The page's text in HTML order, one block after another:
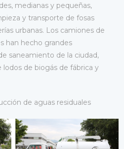
medianas y pequeñas,
y transporte de fosas
urbanas. Los camiones de
han hecho grandes
saneamiento de la ciudad,
de biogás de fábrica y
de aguas residuales